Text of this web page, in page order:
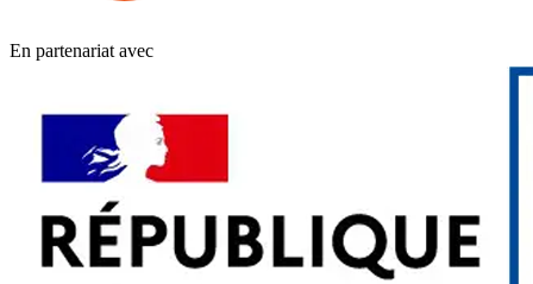
En partenariat avec